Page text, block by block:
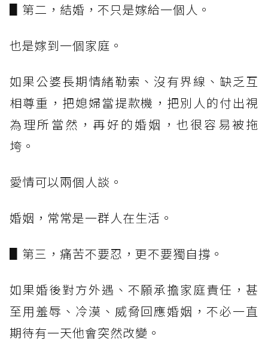
▋第二，結婚，不只是嫁給一個人。
也是嫁到一個家庭。
如果公婆長期情緒勒索、沒有界線、缺乏互
相尊重，把媳婦當提款機，把別人的付出視
為理所當然，再好的婚姻，也很容易被拖
垮。
愛情可以兩個人談。
婚姻，常常是一群人在生活。
▋第三，痛苦不要忍，更不要獨自撐。
如果婚後對方外遇、不願承擔家庭責任，甚
至用羞辱、冷漠、威脅回應婚姻，不必一直
期待有一天他會突然改變。